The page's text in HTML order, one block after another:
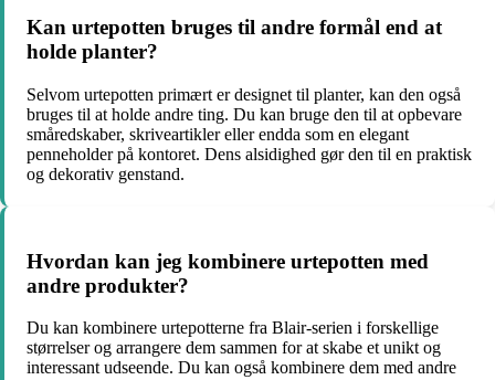
Kan urtepotten bruges til andre formål end at
holde planter?
Selvom urtepotten primært er designet til planter, kan den også
bruges til at holde andre ting. Du kan bruge den til at opbevare
småredskaber, skriveartikler eller endda som en elegant
penneholder på kontoret. Dens alsidighed gør den til en praktisk
og dekorativ genstand.
Hvordan kan jeg kombinere urtepotten med
andre produkter?
Du kan kombinere urtepotterne fra Blair-serien i forskellige
størrelser og arrangere dem sammen for at skabe et unikt og
interessant udseende. Du kan også kombinere dem med andre